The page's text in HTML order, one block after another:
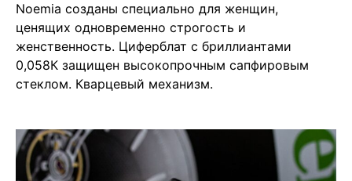
Noemia созданы специально для женщин,
ценящих одновременно строгость и
женственность. Циферблат с бриллиантами
0,058К защищен высокопрочным сапфировым
стеклом. Кварцевый механизм.